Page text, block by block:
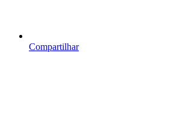
Compartilhar